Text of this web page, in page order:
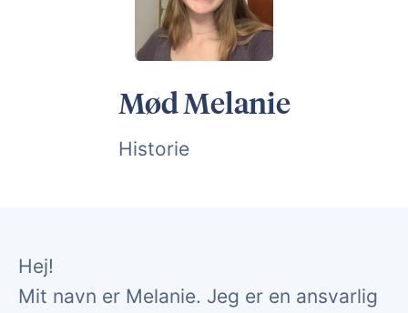
Kundeudtalelser
Mød Melanie
Historie
Hej!
Mit navn er Melanie. Jeg er en ansvarlig